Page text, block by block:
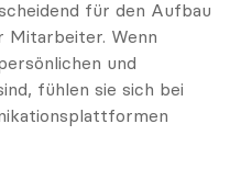
für den Aufbau
Mitarbeiter. Wenn
und
fühlen sie sich bei